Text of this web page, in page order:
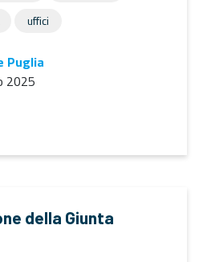
uffici
Puglia
2025
della Giunta